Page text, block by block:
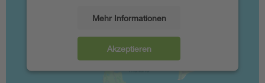
Mehr Informationen
Akzeptieren